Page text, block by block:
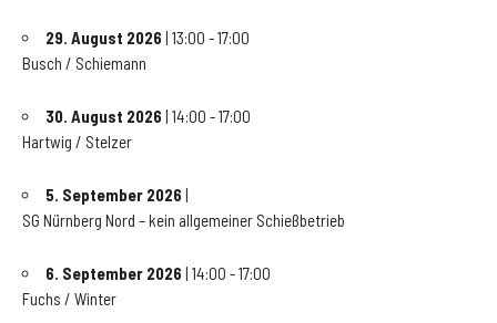
29. August 2026 | 13:00 - 17:00
Busch / Schiemann
30. August 2026 | 14:00 - 17:00
Hartwig / Stelzer
5. September 2026 |
SG Nürnberg Nord – kein allgemeiner Schießbetrieb
6. September 2026 | 14:00 - 17:00
Fuchs / Winter